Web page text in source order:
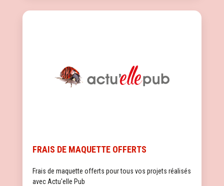
FRAIS DE MAQUETTE OFFERTS
Frais de maquette offerts pour tous vos projets réalisés
avec Actu'elle Pub